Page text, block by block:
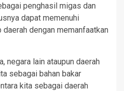
penghasil migas dan
dapat memenuhi
dengan memanfaatkan
negara lain ataupun daerah
sebagai bahan bakar
kita sebagai daerah